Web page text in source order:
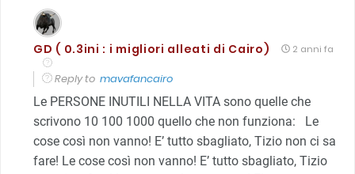
GD ( 0.3ini : i migliori alleati di Cairo) 2 anni fa
Reply to mavafancairo
Le PERSONE INUTILI NELLA VITA sono quelle che
scrivono 10 100 1000 quello che non funziona: Le
cose così non vanno! E’ tutto sbagliato, Tizio non ci sa
fare! Le cose così non vanno! E’ tutto sbagliato, Tizio